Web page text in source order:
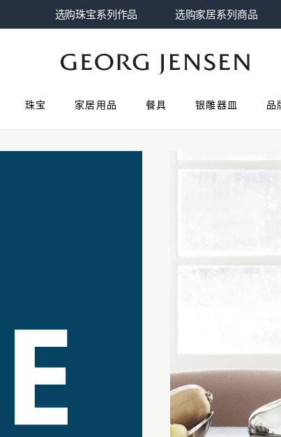
选购珠宝系列作品 选购家居系列商品
珠宝 家居用品 餐具 银雕器皿 品